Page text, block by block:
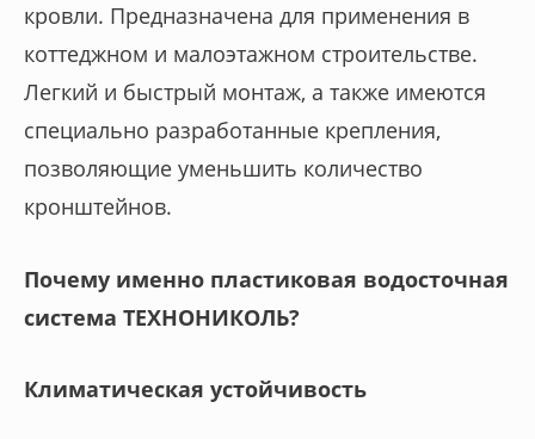
кровли. Предназначена для применения в
коттеджном и малоэтажном строительстве.
Легкий и быстрый монтаж, а также имеются
специально разработанные крепления,
позволяющие уменьшить количество
кронштейнов.
Почему именно пластиковая водосточная
система ТЕХНОНИКОЛЬ?
Климатическая устойчивость